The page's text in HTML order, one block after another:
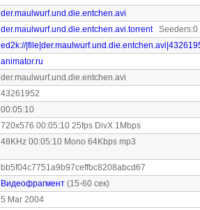
der.maulwurf.und.die.entchen.avi
der.maulwurf.und.die.entchen.avi.torrentSeeders:0
ed2k://
animator.ru
der.maulwurf.und.die.entchen.avi
43261952
00:05:10
720x576 00:05:10 25fps DivX 1Mbps
48KHz 00:05:10 Mono 64Kbps mp3
bb5f04c7751a9b97ceffbc8208abcd67
Видеофрагмент (15-60 сек)
5 Mar 2004